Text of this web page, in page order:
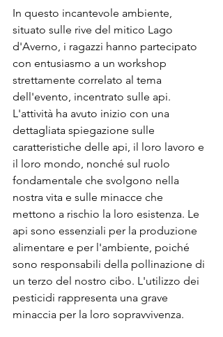
In questo incantevole ambiente,
situato sulle rive del mitico Lago
d'Averno, i ragazzi hanno partecipato
con entusiasmo a un workshop
strettamente correlato al tema
dell'evento, incentrato sulle api.
L'attività ha avuto inizio con una
dettagliata spiegazione sulle
caratteristiche delle api, il loro lavoro e
il loro mondo, nonché sul ruolo
fondamentale che svolgono nella
nostra vita e sulle minacce che
mettono a rischio la loro esistenza. Le
api sono essenziali per la produzione
alimentare e per l'ambiente, poiché
sono responsabili della pollinazione di
un terzo del nostro cibo. L'utilizzo dei
pesticidi rappresenta una grave
minaccia per la loro sopravvivenza.